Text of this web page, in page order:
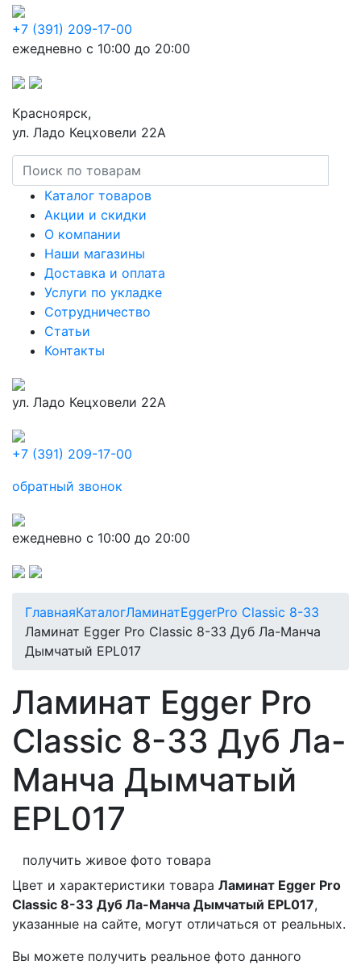
+7 (391) 209-17-00
ежедневно с 10:00 до 20:00
Красноярск,
ул. Ладо Кецховели 22А
Каталог товаров
Акции и скидки
О компании
Наши магазины
Доставка и оплата
Услуги по укладке
Сотрудничество
Статьи
Контакты
ул. Ладо Кецховели 22А
+7 (391) 209-17-00
обратный звонок
ежедневно с 10:00 до 20:00
ГлавнаяКаталогЛаминатEggerPro Classic 8-33
Ламинат Egger Pro Classic 8-33 Дуб Ла-Манча
Дымчатый EPL017
Ламинат Egger Pro
Classic 8-33 Дуб Ла-
Манча Дымчатый
EPL017
получить живое фото товара
Цвет и характеристики товара Ламинат Egger Pro
Classic 8-33 Дуб Ла-Манча Дымчатый EPL017,
указанные на сайте, могут отличаться от реальных.
Вы можете получить реальное фото данного